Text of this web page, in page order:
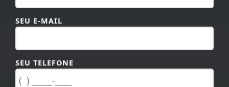
SEU E-MAIL
SEU TELEFONE